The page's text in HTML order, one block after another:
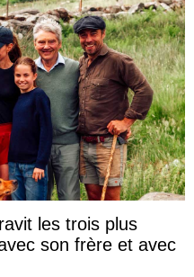
les trois plus
son frère et avec